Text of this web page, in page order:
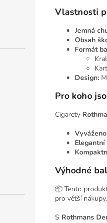
Vlastnosti
Jemná
Obsah
Formát
Design:
Pro koho
Cigarety
Elegantní
Výhodné
📦 Tento
pro větší
S Rothmans